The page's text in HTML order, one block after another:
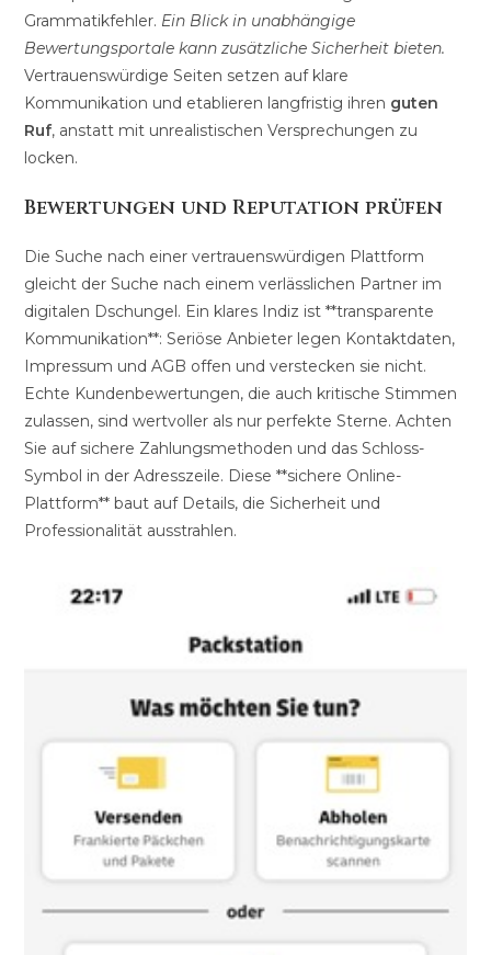
Grammatikfehler. Ein Blick in unabhängige
Bewertungsportale kann zusätzliche Sicherheit bieten.
Vertrauenswürdige Seiten setzen auf klare
Kommunikation und etablieren langfristig ihren guten
Ruf, anstatt mit unrealistischen Versprechungen zu
locken.
Bewertungen und Reputation prüfen
Die Suche nach einer vertrauenswürdigen Plattform
gleicht der Suche nach einem verlässlichen Partner im
digitalen Dschungel. Ein klares Indiz ist **transparente
Kommunikation**: Seriöse Anbieter legen Kontaktdaten,
Impressum und AGB offen und verstecken sie nicht.
Echte Kundenbewertungen, die auch kritische Stimmen
zulassen, sind wertvoller als nur perfekte Sterne. Achten
Sie auf sichere Zahlungsmethoden und das Schloss-
Symbol in der Adresszeile. Diese **sichere Online-
Plattform** baut auf Details, die Sicherheit und
Professionalität ausstrahlen.